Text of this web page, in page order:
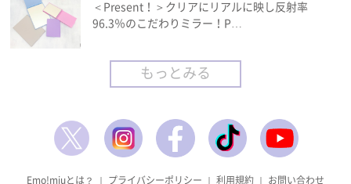
＜Present！＞クリアにリアルに映し反射率
96.3％のこだわりミラー！P…
もっとみる
Emo!miuとは？ ｜ プライバシーポリシー ｜ 利用規約 ｜ お問い合わせ